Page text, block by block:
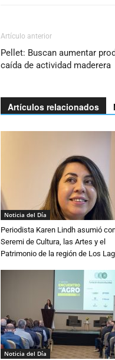
Artículo anterior
Pellet: Buscan aumentar
caída de actividad maderera
Artículos relacionados
Noticia del Día
Periodista Karen Lindh asumió
Seremi de Cultura, las Artes y el
Patrimonio de la región de Los
Noticia del Día